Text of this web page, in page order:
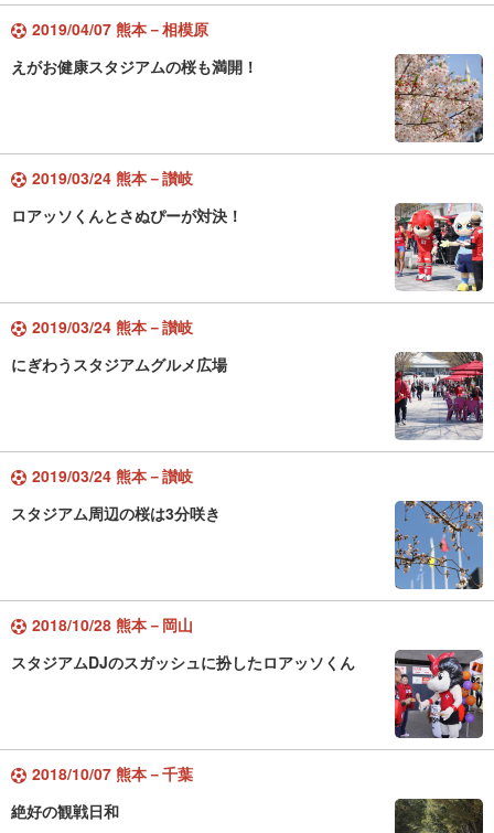
2019/04/07 熊本－相模原
えがお健康スタジアムの桜も満開！
2019/03/24 熊本－讃岐
ロアッソくんとさぬぴーが対決！
2019/03/24 熊本－讃岐
にぎわうスタジアムグルメ広場
2019/03/24 熊本－讃岐
スタジアム周辺の桜は3分咲き
2018/10/28 熊本－岡山
スタジアムDJのスガッシュに扮したロアッソくん
2018/10/07 熊本－千葉
絶好の観戦日和